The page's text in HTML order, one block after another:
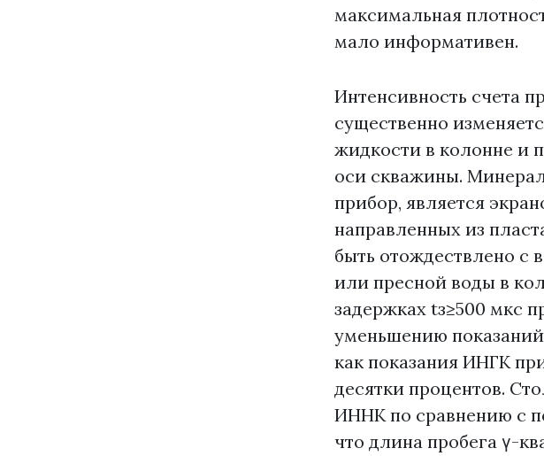
максимальная
мало информативен.
Интенсивность счета
существенно
жидкости в колонне и
оси скважины.
прибор, является
направленных из
быть отождествлено с
или пресной воды в
задержках tз≥500 мкс
уменьшению
как показания ИНГК
десятки процентов.
ИННК по сравнению с
что длина пробега γ-